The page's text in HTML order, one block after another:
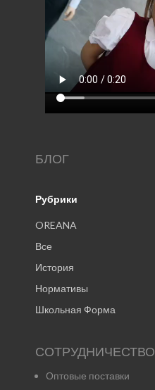
БЛОГ
Рубрики
OREANA
Все
История
Нормативы
Школьная Форма
СОТРУДНИЧЕСТВО
Оптовые поставки